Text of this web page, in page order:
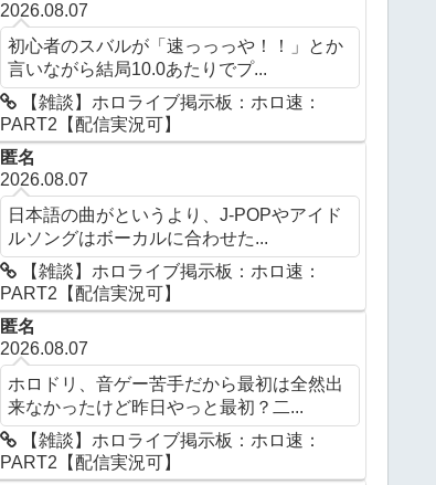
2026.08.07
初心者のスバルが「速っっっや！！」とか
言いながら結局10.0あたりでプ...
【雑談】ホロライブ掲示板：ホロ速：
PART2【配信実況可】
匿名
2026.08.07
日本語の曲がというより、J-POPやアイド
ルソングはボーカルに合わせた...
【雑談】ホロライブ掲示板：ホロ速：
PART2【配信実況可】
匿名
2026.08.07
ホロドリ、音ゲー苦手だから最初は全然出
来なかったけど昨日やっと最初？二...
【雑談】ホロライブ掲示板：ホロ速：
PART2【配信実況可】